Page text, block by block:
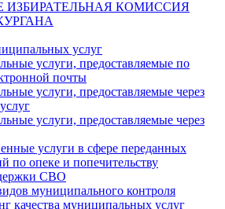
ИЗБИРАТЕЛЬНАЯ КОМИССИЯ
услуг
услуги, предоставляемые по
почты
услуги, предоставляемые через
услуги, предоставляемые через
услуги в сфере переданных
по опеке и попечительству
СВО
муниципального контроля
качества муниципальных услуг